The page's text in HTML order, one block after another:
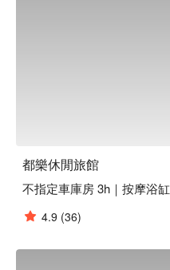
都樂休閒旅館
不指定車庫房 3h｜按摩浴缸
4.9 (36)